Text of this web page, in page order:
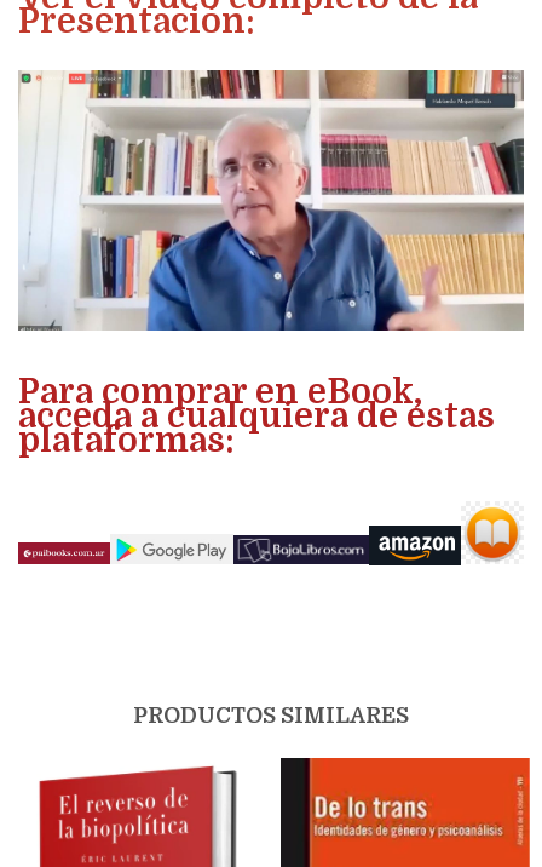
Presentación:
Para comprar en eBook,
acceda a cualquiera de estas
plataformas:
PRODUCTOS SIMILARES